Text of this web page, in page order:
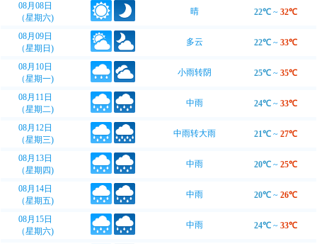
08月08日
（星期六)
晴 22℃ ~ 32℃
08月09日
（星期日)
多云 22℃ ~ 33℃
08月10日
（星期一)
小雨转阴 25℃ ~ 35℃
08月11日
（星期二)
中雨 24℃ ~ 33℃
08月12日
（星期三)
中雨转大雨 21℃ ~ 27℃
08月13日
（星期四)
中雨 20℃ ~ 25℃
08月14日
（星期五)
中雨 20℃ ~ 26℃
08月15日
（星期六)
中雨 24℃ ~ 33℃